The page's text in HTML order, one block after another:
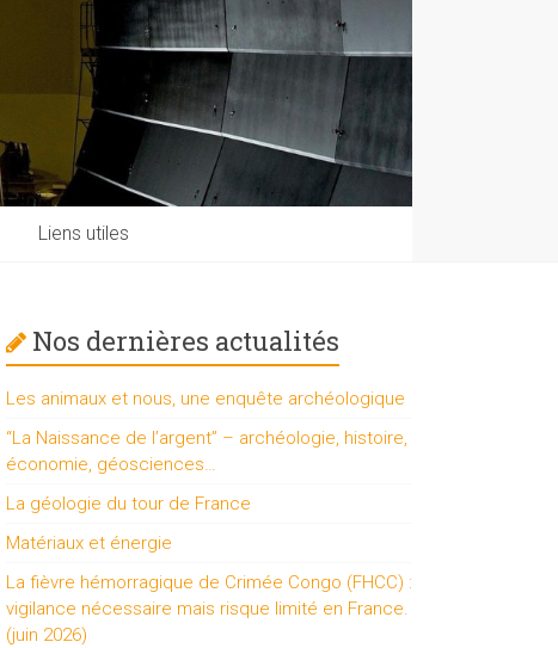
Liens utiles
Nos dernières actualités
Les animaux et nous, une enquête archéologique
“La Naissance de l’argent” – archéologie, histoire,
économie, géosciences…
La géologie du tour de France
Matériaux et énergie
La fièvre hémorragique de Crimée Congo (FHCC) :
vigilance nécessaire mais risque limité en France.
(juin 2026)